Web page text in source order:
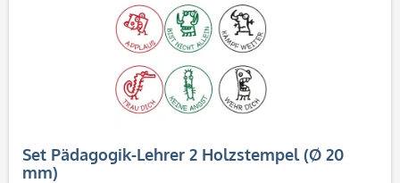
Set Pädagogik-Lehrer 2 Holzstempel (Ø 20
mm)